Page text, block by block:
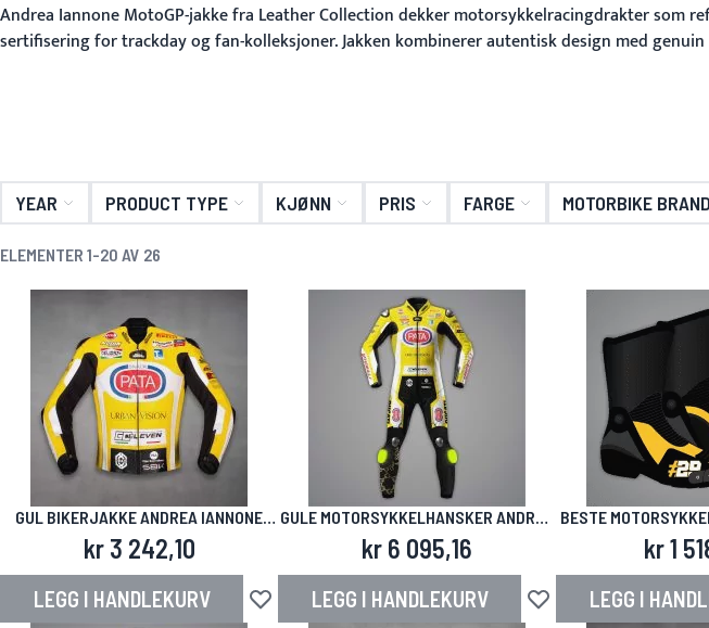
Andrea Iannone MotoGP-jakke fra Leather Collection dekker motorsykkelracingdrakter
sertifisering for trackday og fan-kolleksjoner. Jakken kombinerer autentisk design med
YEAR PRODUCT TYPE KJØNN PRIS FARGE MOTORBIKE BRAND
ELEMENTER 1-20 AV 26
GUL BIKERJAKKE ANDREA IANNONE
DUCATI SBK 2025
kr 3 242,10
LEGG I HANDLEKURV Legg til i ønskeliste
GULE MOTORSYKKELHANSKER ANDREA
IANNONE SBK 2025
kr 6 095,16
LEGG I HANDLEKURV Legg til i ønskeliste
BESTE
2025 SBK
kr 1
LEGG I